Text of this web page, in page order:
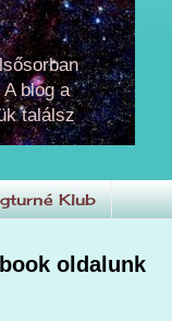
blog a
találsz
Klub
oldalunk